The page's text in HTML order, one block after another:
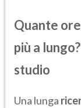
Quante
più a
studio
Una lunga